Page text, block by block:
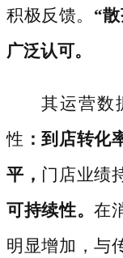
积极反馈。 “
广泛认可。
其运营数
性 ：到店转化
平， 门店业绩
可持续性。在
明显增加，与